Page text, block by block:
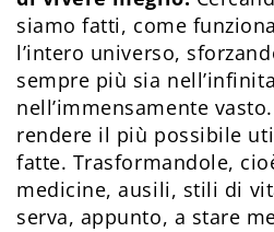
siamo fatti, come
l’intero universo,
sempre più sia
nell’immensamente
rendere il più possibile
fatte. Trasformandole,
medicine, ausili, stili di
serva, appunto, a stare